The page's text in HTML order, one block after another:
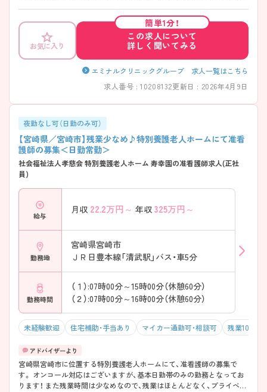
スタッフの8割以上が美容業界未経験からスタートしており、入職後は動
画研修や先輩によるマンツーマンの指導など、約1～2ヶ月かけてじっく
り学べる教育体制が整っています。産休・育休の取得・復帰実績も豊富
で、ライフステージの変化に合わせて長く安心してキャリアを築きたい
方にもおすすめです。さらに、最大90％OFFの職員割引制度や社員旅行
といった嬉しい福利厚生も充実しています。美容に興味があり、資格を
ある方は詳細等をお伝えしますので、お気軽にお問い合わせください。
お気に入り
簡単1分！
この求人について
詳しく聞いてみる
エミナルクリニックグループ 求人一覧はこちら
求人番号 : 10208132更新日 : 2026年4月9日
夜勤なし可（日勤のみ可）
【宮崎県／宮崎市】残業少なめ♪特別養護老人ホームにて准看
護師の募集＜日勤常勤＞
社会福祉法人孝慈会 特別養護老人ホーム 寿幸園の准看護師求人(正社
員)
給与
月収 22.2万円～ 年収 325万円～
勤務地
宮崎県宮崎市
ＪＲ日豊本線「清武駅」バス・車5分
勤務時間
（１）:07時00分～15時00分（休憩60分）
（２）:07時00分～16時00分（休憩60分）
未経験歓迎 住宅補助・手当あり マイカー通勤可・相談可 残業10h以下
宮崎県宮崎市に位置する特別養護老人ホームにて、准看護師の募集で
す。 オンコール対応はございますが、基本日勤帯のみの勤務となってお
ります！ また残業時間は少なめなので、残業はほとんどなく、プライベー